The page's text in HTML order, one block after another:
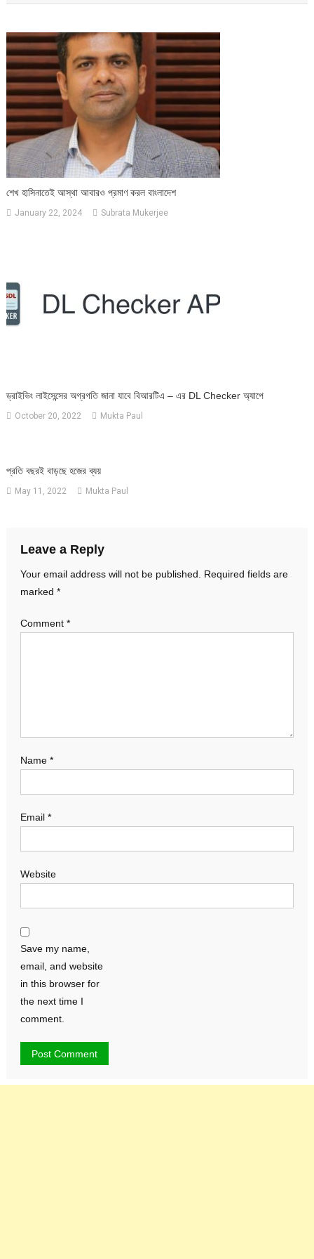
শেখ হাসিনাতেই আস্থা আবারও প্রমাণ করল বাংলাদেশ
January 22, 2024 Subrata Mukerjee
ড্রাইভিং লাইসেন্সের অগ্রগতি জানা যাবে বিআরটিএ – এর DL Checker অ্যাপে
October 20, 2022 Mukta Paul
প্রতি বছরই বাড়ছে হজের ব্যয়
May 11, 2022 Mukta Paul
Leave a Reply
Your email address will not be published.
Required fields are
marked *
Comment *
Name *
Email *
Website
Save my name,
email, and website
in this browser for
the next time I
comment.